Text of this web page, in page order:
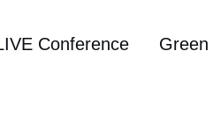
Conference Green